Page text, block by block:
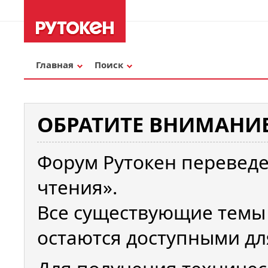
Главная Поиск
ОБРАТИТЕ
Форум Рутокен
чтения».
Все существующие
остаются доступными